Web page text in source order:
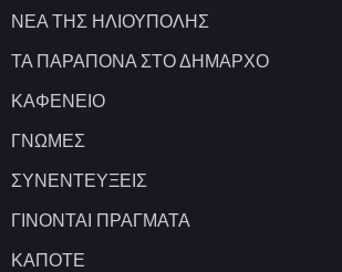
ΝΕΑ ΤΗΣ ΗΛΙΟΥΠΟΛΗΣ
ΤΑ ΠΑΡΑΠΟΝΑ ΣΤΟ ΔΗΜΑΡΧΟ
ΚΑΦΕΝΕΙΟ
ΓΝΩΜΕΣ
ΣΥΝΕΝΤΕΥΞΕΙΣ
ΓΙΝΟΝΤΑΙ ΠΡΑΓΜΑΤΑ
ΚΑΠΟΤΕ